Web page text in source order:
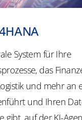
System für Ihre
das
und mehr an
und Ihren
gibt, auf der KI-